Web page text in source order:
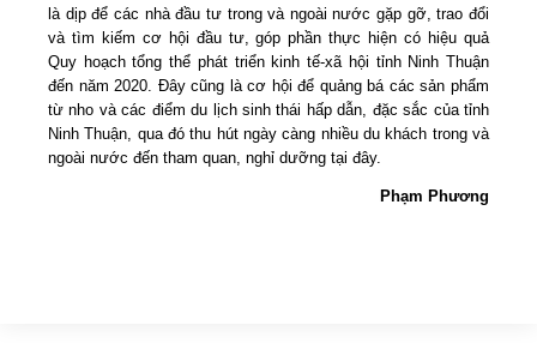
là dịp để các nhà đầu tư trong và ngoài nước gặp gỡ, trao đổi
và tìm kiếm cơ hội đầu tư, góp phần thực hiện có hiệu quả
Quy hoạch tổng thể phát triển kinh tế-xã hội tỉnh Ninh Thuận
đến năm 2020. Đây cũng là cơ hội để quảng bá các sản phẩm
từ nho và các điểm du lịch sinh thái hấp dẫn, đặc sắc của tỉnh
Ninh Thuận, qua đó thu hút ngày càng nhiều du khách trong và
ngoài nước đến tham quan, nghỉ dưỡng tại đây.
Phạm Phương